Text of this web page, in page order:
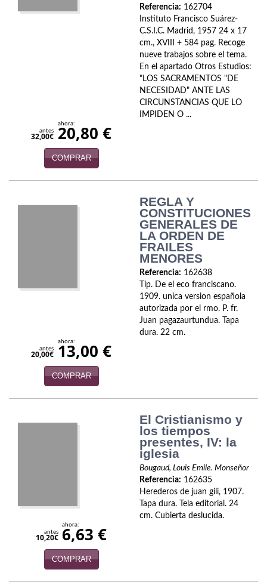
Novela histórica
Novela negra
Novela romántica
Otros idiomas
Psicología. Educación
Tema Local
Terrorismo
Varios
Referencia: 162704
Instituto Francisco Suárez-
C.S.I.C. Madrid, 1957 24 x 17
cm., XVIII + 584 pag. Recoge
nueve trabajos sobre el tema.
En el apartado Otros Estudios:
"LOS SACRAMENTOS "DE
NECESIDAD" ANTE LAS
CIRCUNSTANCIAS QUE LO
IMPIDEN O ...
antes
32,00€
ahora:
20,80 €
COMPRAR
REGLA Y
CONSTITUCIONES
GENERALES DE
LA ORDEN DE
FRAILES
MENORES
Referencia: 162638
Tip. De el eco franciscano.
1909. unica version española
autorizada por el rmo. P. fr.
Juan pagazaurtundua. Tapa
dura. 22 cm.
antes
20,00€
ahora:
13,00 €
COMPRAR
El Cristianismo y
los tiempos
presentes, IV: la
iglesia
Bougaud, Louis Emile. Monseñor
Referencia: 162635
Herederos de juan gili, 1907.
Tapa dura. Tela editorial. 24
cm. Cubierta deslucida.
antes
10,20€
ahora:
6,63 €
COMPRAR